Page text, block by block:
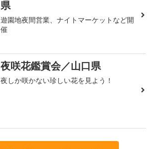
県
遊園地夜間営業、ナイトマーケットなど開
催
夜咲花鑑賞会／山口県
夜しか咲かない珍しい花を見よう！